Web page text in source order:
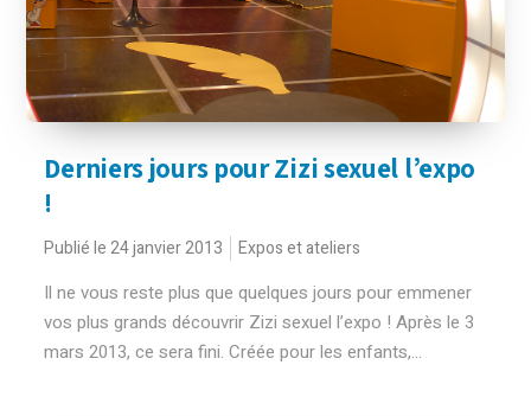
Derniers jours pour Zizi sexuel l’expo
!
Publié le 24 janvier 2013 Expos et ateliers
Il ne vous reste plus que quelques jours pour emmener
vos plus grands découvrir Zizi sexuel l’expo ! Après le 3
mars 2013, ce sera fini. Créée pour les enfants,...